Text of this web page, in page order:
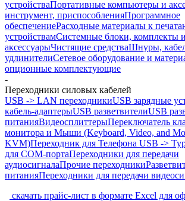
устройстваПортативные компьютеры и
инструмент, приспособленияПрограммное
обеспечениеРасходные материалы к
устройствамСистемные блоки, комплекты и
аксессуарыЧистящие средстваШнуры,
удлинителиСетевое оборудование и
опционные комплектующие
-
Переходники силовых кабелей
USB -> LAN переходникиUSB зарядные
кабель-адаптерыUSB разветвителиUSB
питанияВидеосплиттерыПереключатель
монитора и Мыши (Keyboard, Video, and
KVM)Переходник для Телефона USB ->
для COM-портаПереходники для передачи
аудиосигналаПрочие переходники
питанияПереходники для передачи
скачать прайс-лист в формате Excel для